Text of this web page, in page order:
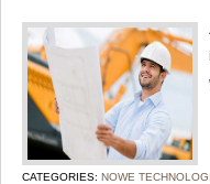
CATEGORIES: NOWE